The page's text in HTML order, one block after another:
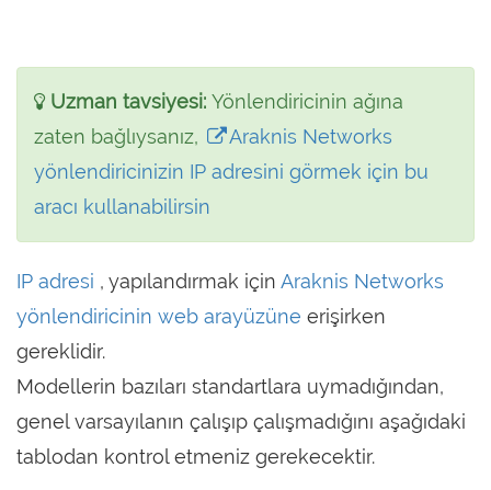
Uzman tavsiyesi: Yönlendiricinin ağına
zaten bağlıysanız,
Araknis Networks
yönlendiricinizin IP adresini görmek için bu
aracı kullanabilirsin
IP adresi , yapılandırmak için Araknis Networks
yönlendiricinin web arayüzüne erişirken
gereklidir.
Modellerin bazıları standartlara uymadığından,
genel varsayılanın çalışıp çalışmadığını aşağıdaki
tablodan kontrol etmeniz gerekecektir.